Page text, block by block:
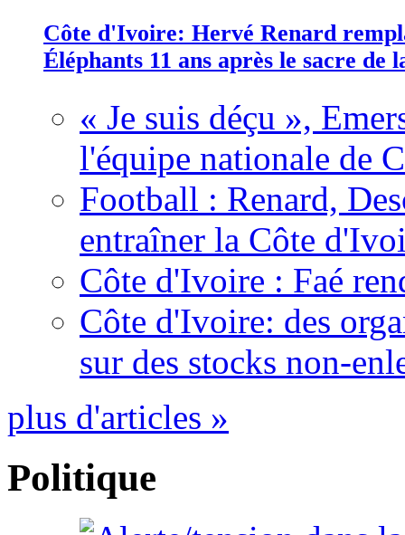
Côte d'Ivoire: Hervé Renard
Éléphants 11 ans après le sacre de
« Je suis déçu »,
l'équipe nationale de
Football : Renard,
entraîner la Côte
Côte d'Ivoire : Faé
Côte d'Ivoire: des
sur des stocks non-
plus d'articles »
Politique